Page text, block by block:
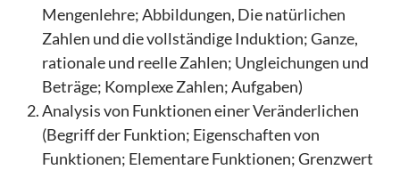
Mengenlehre; Abbildungen, Die natürlichen
Zahlen und die vollständige Induktion; Ganze,
rationale und reelle Zahlen; Ungleichungen und
Beträge; Komplexe Zahlen; Aufgaben)
Analysis von Funktionen einer Veränderlichen
(Begriff der Funktion; Eigenschaften von
Funktionen; Elementare Funktionen; Grenzwert